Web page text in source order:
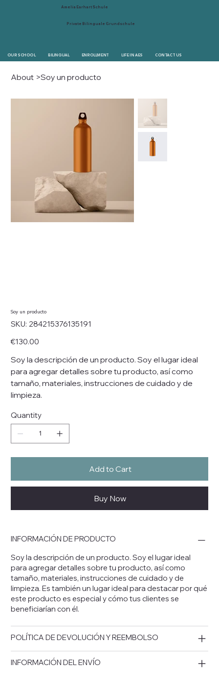
Amelia Earhart Schule
Private Bilinguale Grundschule
OUR SCHOOL BILINGUAL ENROLLMENT LIFE IN AES CONTACT US
About >Soy un producto
Soy un producto
SKU: SKU
284215376135191
284215376135191
Price
€130.00
Soy la descripción de un producto. Soy el lugar ideal
para agregar detalles sobre tu producto, así como
tamaño, materiales, instrucciones de cuidado y de
limpieza.
Quantity
Add to Cart
Buy Now
INFORMACIÓN DE PRODUCTO
Soy la descripción de un producto. Soy el lugar ideal
para agregar detalles sobre tu producto, así como
tamaño, materiales, instrucciones de cuidado y de
limpieza. Es también un lugar ideal para destacar por qué
este producto es especial y cómo tus clientes se
beneficiarían con él.
POLÍTICA DE DEVOLUCIÓN Y REEMBOLSO
INFORMACIÓN DEL ENVÍO